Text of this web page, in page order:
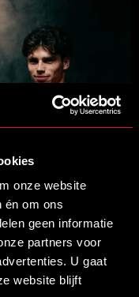
onze website
én om ons
geen informatie
partners voor
U gaat
website blijft